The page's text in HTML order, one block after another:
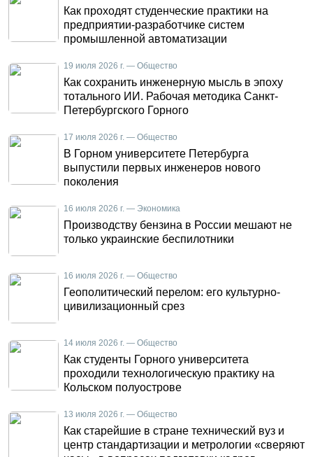
Как проходят студенческие практики на
предприятии-разработчике систем
промышленной автоматизации
19 июля 2026 г. — Общество
Как сохранить инженерную мысль в эпоху
тотального ИИ. Рабочая методика Санкт-
Петербургского Горного
17 июля 2026 г. — Общество
В Горном университете Петербурга
выпустили первых инженеров нового
поколения
16 июля 2026 г. — Экономика
Производству бензина в России мешают не
только украинские беспилотники
16 июля 2026 г. — Общество
Геополитический перелом: его культурно-
цивилизационный срез
14 июля 2026 г. — Общество
Как студенты Горного университета
проходили технологическую практику на
Кольском полуострове
13 июля 2026 г. — Общество
Как старейшие в стране технический вуз и
центр стандартизации и метрологии «сверяют